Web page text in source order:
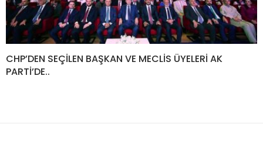
CHP’DEN SEÇİLEN BAŞKAN VE MECLİS ÜYELERİ AK
PARTİ’DE..